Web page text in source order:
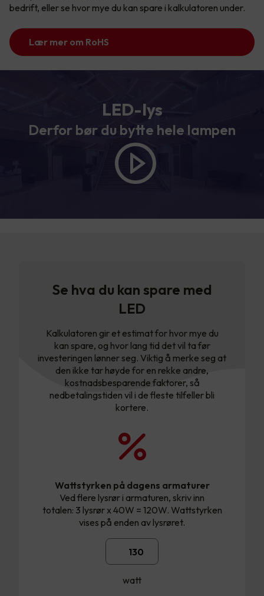
bedrift, eller se hvor mye du kan spare i kalkulatoren under.
Lær mer om RoHS
LED-lys
Derfor bør du bytte hele lampen
Se hva du kan spare med
LED
Kalkulatoren gir et estimat for hvor mye du
kan spare, og hvor lang tid det vil ta før
investeringen lønner seg. Viktig å merke seg at
den ikke tar høyde for en rekke andre,
kostnadsbesparende faktorer, så
nedbetalingstiden vil i de fleste tilfeller bli
kortere.
Wattstyrken på dagens armaturer
Ved flere lysrør i armaturen, skriv inn
totalen: 3 lysrør x 40W = 120W. Wattstyrken
vises på enden av lysrøret.
watt